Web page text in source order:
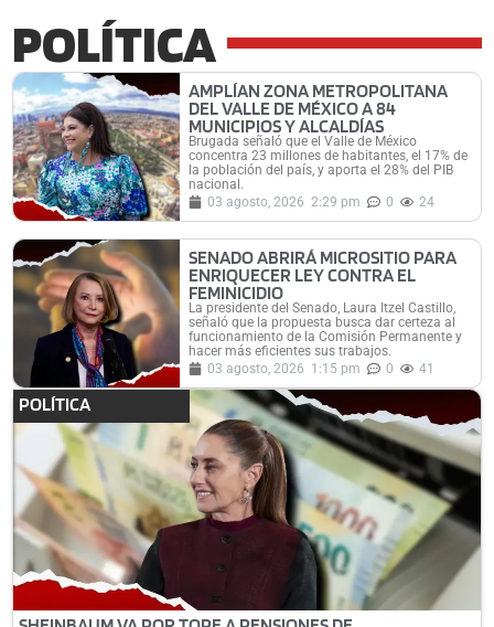
POLÍTICA
AMPLÍAN ZONA METROPOLITANA
DEL VALLE DE MÉXICO A 84
MUNICIPIOS Y ALCALDÍAS
Brugada señaló que el Valle de México
concentra 23 millones de habitantes, el 17% de
la población del país, y aporta el 28% del PIB
nacional.
03 agosto, 2026 2:29 pm 0 24
SENADO ABRIRÁ MICROSITIO PARA
ENRIQUECER LEY CONTRA EL
FEMINICIDIO
La presidente del Senado, Laura Itzel Castillo,
señaló que la propuesta busca dar certeza al
funcionamiento de la Comisión Permanente y
hacer más eficientes sus trabajos.
03 agosto, 2026 1:15 pm 0 41
POLÍTICA